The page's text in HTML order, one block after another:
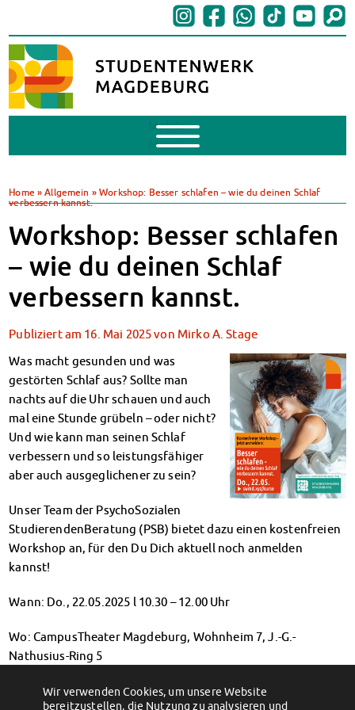
Mobile
Menu
BAföG beantragen
BAföG-FAQs
Dokumente
BAföG-Sprechstunden
Kredite & Stipendien
AnsprechpartnerInnen
Mensen & Cafeterien
Klimabewusst essen
Mensa-FAQs
CampusCatering
MensaFeedback
AnsprechpartnerInnen
Wohnen
Wohnheime im Überblick
Wohnheime in Magdeburg
Wohnheime in Wernigerode
Wohnheimantrag & -service
MIT einander – FÜR einander
Schadensmeldung
Dokumente
AnsprechpartnerInnen
Sozialberatung
Home »Allgemein »Workshop: Besser schlafen – wie du deinen Schlaf
verbessern kannst.
Workshop: Besser schlafen
– wie du deinen Schlaf
verbessern kannst.
Publiziert am 16. Mai 2025von Mirko A. Stage
Was macht gesunden und was
gestörten Schlaf aus? Sollte man
nachts auf die Uhr schauen und auch
mal eine Stunde grübeln – oder nicht?
Und wie kann man seinen Schlaf
verbessern und so leistungsfähiger
aber auch ausgeglichener zu sein?
Unser Team der PsychoSozialen
StudierendenBeratung (PSB) bietet dazu einen kostenfreien
Workshop an, für den Du Dich aktuell noch anmelden
kannst!
Wann: Do., 22.05.2025 l 10.30 – 12.00 Uhr
Wo: CampusTheater Magdeburg, Wohnheim 7,J.-G.-
Nathusius-Ring 5
Anmeldung:www.swmd.xyz/kurse/
Campus Herrenkrug: PSB-Sprechstunde Do it yourself – join our Upcycling
Wir verwenden Cookies, um unsere Website
bereitzustellen, die Nutzung zu analysieren und